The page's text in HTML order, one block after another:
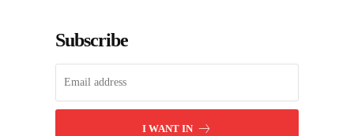
Subscribe
I WANT IN